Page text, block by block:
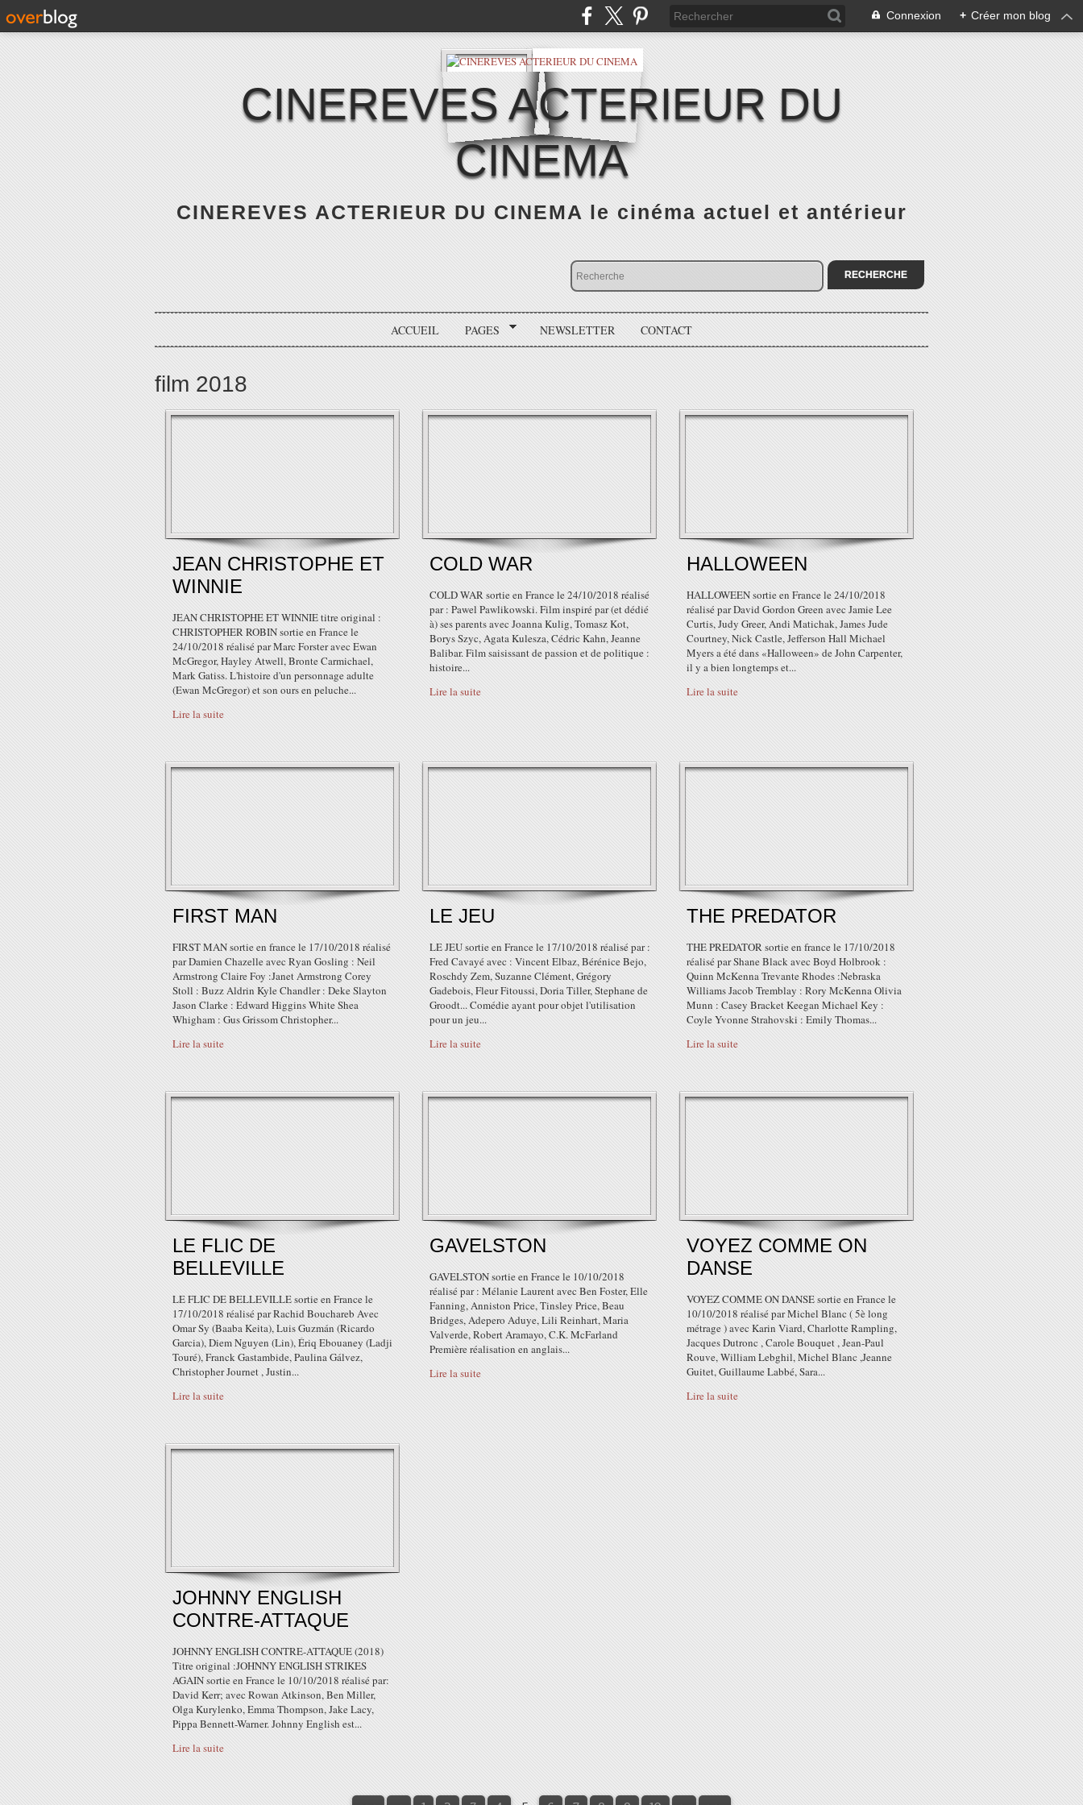
Connexion + Créer mon blog
CINEREVES ACTERIEUR DU
CINEMA
CINEREVES ACTERIEUR DU CINEMA le cinéma actuel et antérieur
ACCUEIL PAGES NEWSLETTER CONTACT
film 2018
JEAN CHRISTOPHE ET
WINNIE
JEAN CHRISTOPHE ET WINNIE titre original :
CHRISTOPHER ROBIN sortie en France le
24/10/2018 réalisé par Marc Forster avec Ewan
McGregor, Hayley Atwell, Bronte Carmichael,
Mark Gatiss. L'histoire d'un personnage adulte
(Ewan McGregor) et son ours en peluche...
Lire la suite
COLD WAR
COLD WAR sortie en France le 24/10/2018 réalisé
par : Pawel Pawlikowski. Film inspiré par (et dédié
à) ses parents avec Joanna Kulig, Tomasz Kot,
Borys Szyc, Agata Kulesza, Cédric Kahn, Jeanne
Balibar. Film saisissant de passion et de politique :
histoire...
Lire la suite
HALLOWEEN
HALLOWEEN sortie en France le 24/10/2018
réalisé par David Gordon Green avec Jamie Lee
Curtis, Judy Greer, Andi Matichak, James Jude
Courtney, Nick Castle, Jefferson Hall Michael
Myers a été dans «Halloween» de John Carpenter,
il y a bien longtemps et...
Lire la suite
FIRST MAN
FIRST MAN sortie en france le 17/10/2018 réalisé
par Damien Chazelle avec Ryan Gosling : Neil
Armstrong Claire Foy :Janet Armstrong Corey
Stoll : Buzz Aldrin Kyle Chandler : Deke Slayton
Jason Clarke : Edward Higgins White Shea
Whigham : Gus Grissom Christopher...
Lire la suite
LE JEU
LE JEU sortie en France le 17/10/2018 réalisé par :
Fred Cavayé avec : Vincent Elbaz, Bérénice Bejo,
Roschdy Zem, Suzanne Clément, Grégory
Gadebois, Fleur Fitoussi, Doria Tiller, Stephane de
Groodt... Comédie ayant pour objet l'utilisation
pour un jeu...
Lire la suite
THE PREDATOR
THE PREDATOR sortie en france le 17/10/2018
réalisé par Shane Black avec Boyd Holbrook :
Quinn McKenna Trevante Rhodes :Nebraska
Williams Jacob Tremblay : Rory McKenna Olivia
Munn : Casey Bracket Keegan Michael Key :
Coyle Yvonne Strahovski : Emily Thomas...
Lire la suite
LE FLIC DE
BELLEVILLE
LE FLIC DE BELLEVILLE sortie en France le
17/10/2018 réalisé par Rachid Bouchareb Avec
Omar Sy (Baaba Keita), Luis Guzmán (Ricardo
Garcia), Diem Nguyen (Lin), Ériq Ebouaney (Ladji
Touré), Franck Gastambide, Paulina Gálvez,
Christopher Journet , Justin...
Lire la suite
GAVELSTON
GAVELSTON sortie en France le 10/10/2018
réalisé par : Mélanie Laurent avec Ben Foster, Elle
Fanning, Anniston Price, Tinsley Price, Beau
Bridges, Adepero Aduye, Lili Reinhart, Maria
Valverde, Robert Aramayo, C.K. McFarland
Première réalisation en anglais...
Lire la suite
VOYEZ COMME ON
DANSE
VOYEZ COMME ON DANSE sortie en France le
10/10/2018 réalisé par Michel Blanc ( 5è long
métrage ) avec Karin Viard, Charlotte Rampling,
Jacques Dutronc , Carole Bouquet , Jean-Paul
Rouve, William Lebghil, Michel Blanc ,Jeanne
Guitet, Guillaume Labbé, Sara...
Lire la suite
JOHNNY ENGLISH
CONTRE-ATTAQUE
JOHNNY ENGLISH CONTRE-ATTAQUE (2018)
Titre original :JOHNNY ENGLISH STRIKES
AGAIN sortie en France le 10/10/2018 réalisé par:
David Kerr; avec Rowan Atkinson, Ben Miller,
Olga Kurylenko, Emma Thompson, Jake Lacy,
Pippa Bennett-Warner. Johnny English est...
Lire la suite